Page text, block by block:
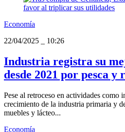
Economía
22/04/2025
10:26
Industria registra su
desde 2021 por pesca y
Pese al retroceso en actividades como
crecimiento de la industria primaria y
muebles y lácteo...
Economía